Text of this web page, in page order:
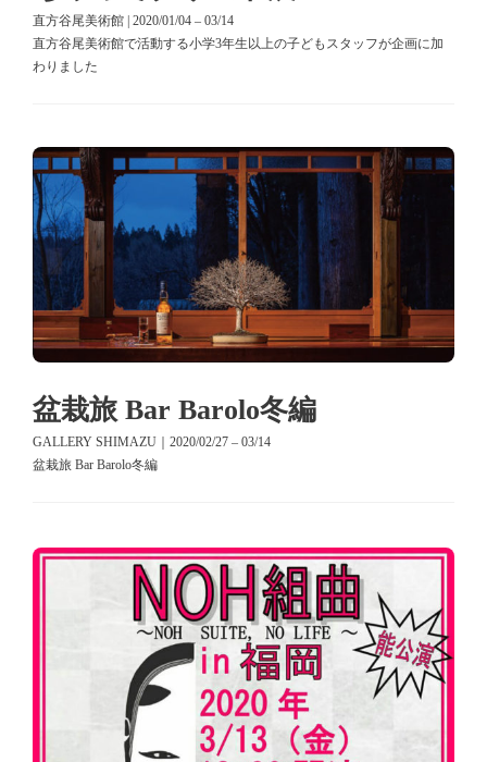
直方谷尾美術館 | 2020/01/04 – 03/14
直方谷尾美術館で活動する小学3年生以上の子どもスタッフが企画に加
わりました
盆栽旅 Bar Barolo冬編
GALLERY SHIMAZU｜2020/02/27 – 03/14
盆栽旅 Bar Barolo冬編